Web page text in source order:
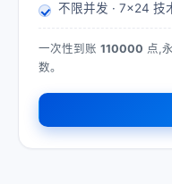
不限并发 · 7×24 技
一次性到账 110000 点,
数。